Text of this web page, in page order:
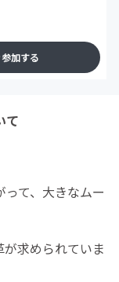
加する
て
て、大きなムー
求められていま